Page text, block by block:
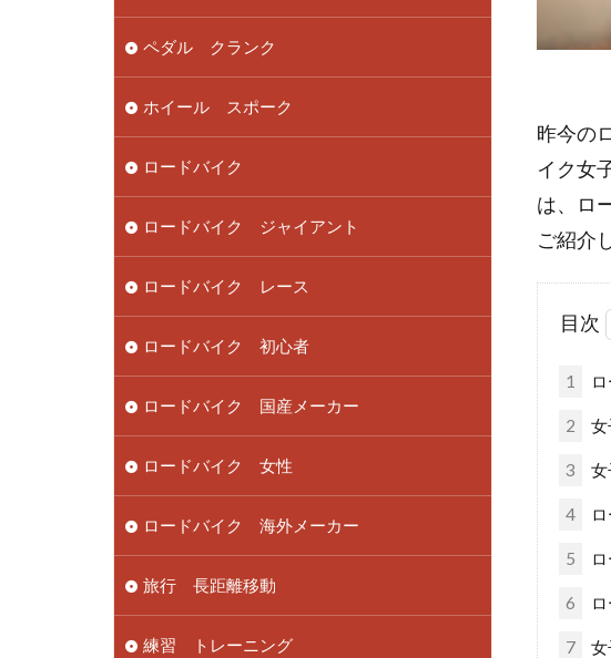
昨今の
イク女
は、ロ
ご紹介
目次
1
2 女
3 女
4
5
6
7 女
ペダル クランク
ホイール スポーク
ロードバイク
ロードバイク ジャイアント
ロードバイク レース
ロードバイク 初心者
ロードバイク 国産メーカー
ロードバイク 女性
ロードバイク 海外メーカー
旅行 長距離移動
練習 トレーニング